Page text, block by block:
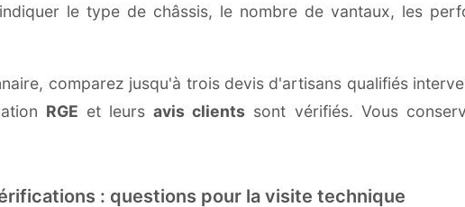
le type de châssis, le nombre de vantaux, les
comparez jusqu'à trois devis d'artisans qualifiés
RGE et leursavis clients sont vérifiés. Vous
: questions pour la visite technique